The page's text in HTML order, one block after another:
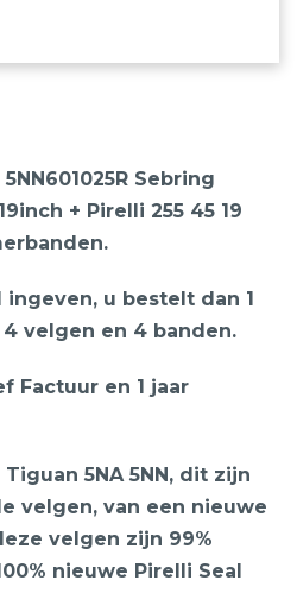
Sebring
+ Pirelli 255 45 19
ingeven, u bestelt dan 1
velgen en 4 banden.
Factuur en 1 jaar
5NA 5NN, dit zijn
velgen, van een nieuwe
velgen zijn 99%
nieuwe Pirelli Seal